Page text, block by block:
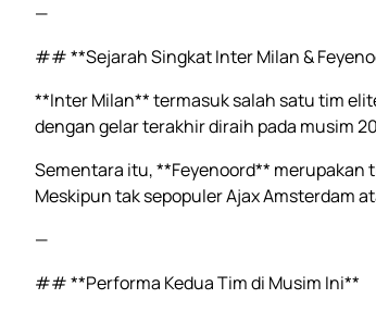
—
## **Sejarah Singkat Inter Milan &
**Inter Milan** termasuk salah satu tim
dengan gelar terakhir diraih pada musim
Sementara itu, **Feyenoord** merupakan
Meskipun tak sepopuler Ajax Amsterdam
—
## **Performa Kedua Tim di Musim Ini**